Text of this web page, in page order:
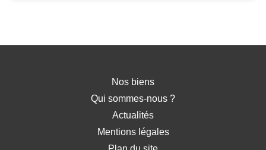
Nos biens
Qui sommes-nous ?
Actualités
Mentions légales